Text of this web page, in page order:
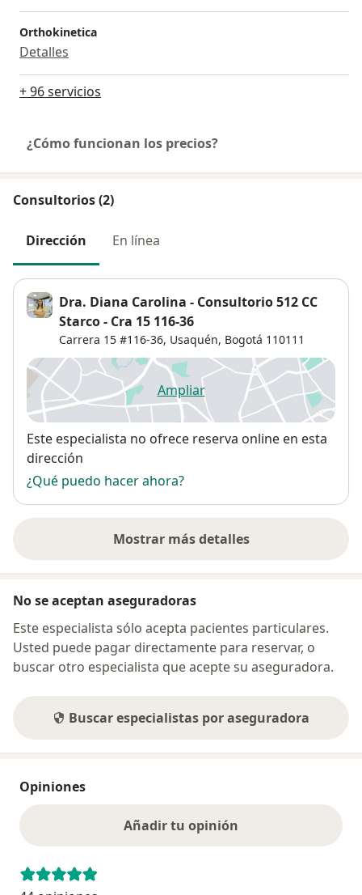
Orthokinetica
Detalles
+ 96 servicios
¿Cómo funcionan los precios?
Consultorios (2)
Dirección En línea
Dra. Diana Carolina - Consultorio 512 CC
Starco - Cra 15 116-36
Carrera 15 #116-36, Usaquén, Bogotá 110111
Ampliarse abre en una nueva
Disponibilidad
Este especialista no ofrece reserva online en esta
dirección
¿Qué puedo hacer ahora?
Mostrar más detalles
sobre la dirección
No se aceptan aseguradoras
Este especialista sólo acepta pacientes particulares.
Usted puede pagar directamente para reservar, o
buscar otro especialista que acepte su aseguradora.
Buscar especialistas por aseguradora
Opiniones
Añadir tu opinión